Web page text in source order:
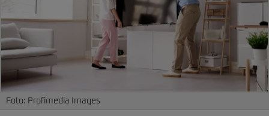
Foto: Profimedia Images